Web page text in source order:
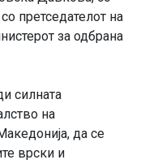
претседателот на
за одбрана
силната
на
да се
врски и